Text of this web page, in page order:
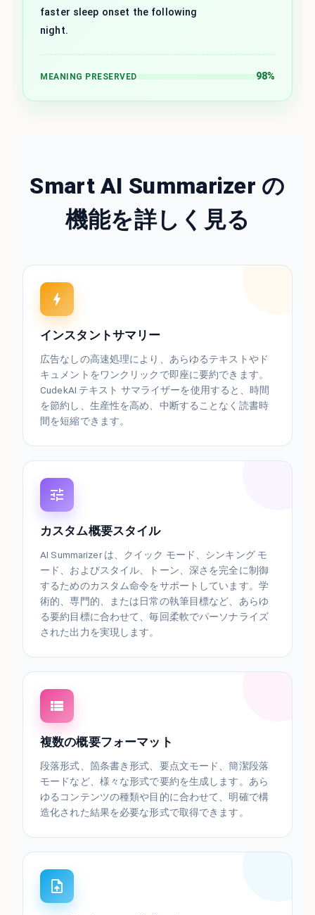
faster sleep onset the following
night.
MEANING PRESERVED 98%
Smart AI Summarizer の
機能を詳しく見る
インスタントサマリー
広告なしの高速処理により、あらゆるテキストやド
キュメントをワンクリックで即座に要約できます。
CudekAI テキスト サマライザーを使用すると、時間
を節約し、生産性を高め、中断することなく読書時
間を短縮できます。
カスタム概要スタイル
AI Summarizer は、クイック モード、シンキング モ
ード、およびスタイル、トーン、深さを完全に制御
するためのカスタム命令をサポートしています。学
術的、専門的、または日常の執筆目標など、あらゆ
る要約目標に合わせて、毎回柔軟でパーソナライズ
された出力を実現します。
複数の概要フォーマット
段落形式、箇条書き形式、要点文モード、簡潔段落
モードなど、様々な形式で要約を生成します。あら
ゆるコンテンツの種類や目的に合わせて、明確で構
造化された結果を必要な形式で取得できます。